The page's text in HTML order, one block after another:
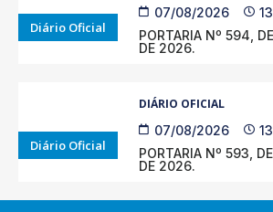
Diário Oficial
07/08/2026
PORTARIA Nº 594,
DE 2026.
Diário Oficial
DIÁRIO OFICIAL
07/08/2026
PORTARIA Nº 593,
DE 2026.